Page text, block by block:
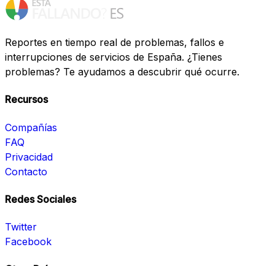
Reportes en tiempo real de problemas, fallos e
interrupciones de servicios de España. ¿Tienes
problemas? Te ayudamos a descubrir qué ocurre.
Recursos
Compañías
FAQ
Privacidad
Contacto
Redes Sociales
Twitter
Facebook